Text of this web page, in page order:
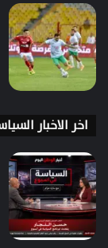
اخر الاخبار